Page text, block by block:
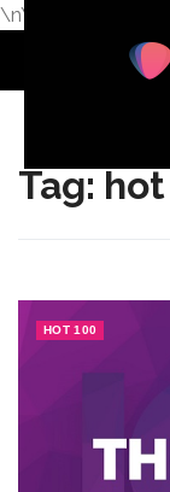
\n\n
Tag:
HOT 100